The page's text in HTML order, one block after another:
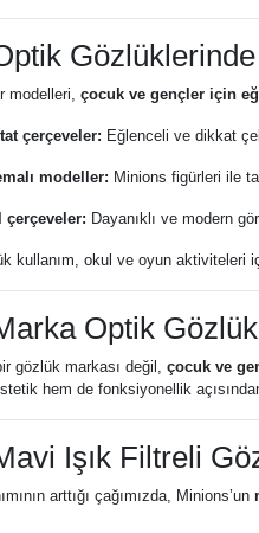
modelleri, çocuk ve gençler için
çerçeveler: Eğlenceli ve dikkat
modeller: Minions figürleri ile
çerçeveler: Dayanıklı ve modern
kullanım, okul ve oyun aktiviteleri
Optik Gözlük
gözlük markası değil, çocuk ve
hem de fonksiyonellik
Işık Filtreli
arttığı çağımızda, Minions’un